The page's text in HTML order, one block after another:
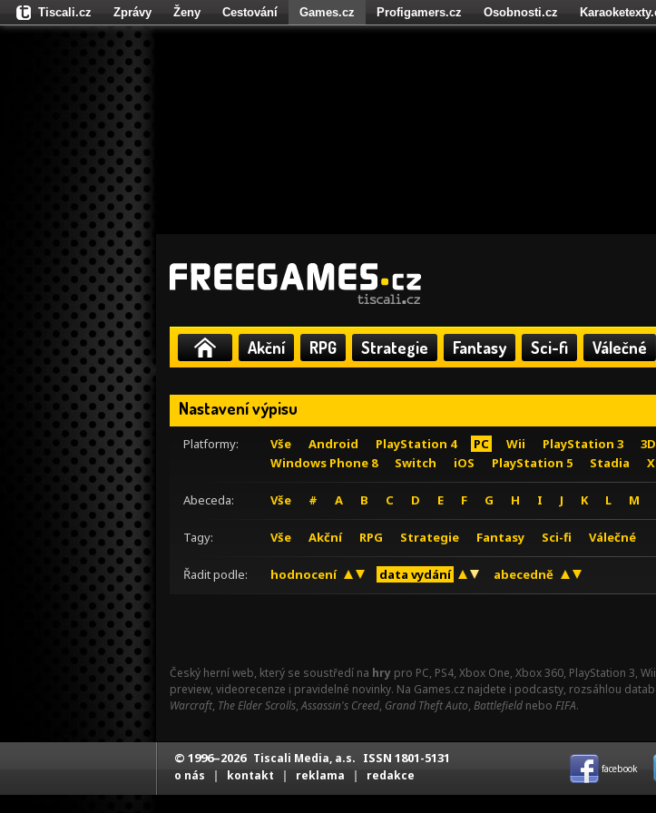
Akční RPG Strategie Fantasy Sci-fi Válečné
Nastavení výpisu
Platformy: Vše Android PlayStation 4 PC Wii PlayStation 3
Windows Phone 8
Switch iOS PlayStation 5 Stadia
Abeceda: Vše # A B C D E F G H I J K L M
Tagy: Vše Akční RPG Strategie Fantasy Sci-fi Válečné
Řadit podle: hodnocení data vydání abecedně
Český herní web, který se soustředí na hry pro PC, PS4, Xbox One, Xbox 360, PlayStation 3,
preview, videorecenze i pravidelné novinky. Na Games.cz najdete i podcasty, rozsáhlou
Warcraft, The Elder Scrolls,Assassin's Creed, Grand Theft Auto, Battlefield nebo FIFA.
Tiscali.cz Zprávy Ženy Cestování Games.cz Profigamers.cz Osobnosti.cz
Fights.cz
© 1996–2026 Tiscali Media, a.s. ISSN 1801-5131
o nás | kontakt | reklama | redakce facebook